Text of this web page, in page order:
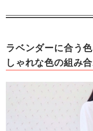
ラベンダーに合う
しゃれな色の組み